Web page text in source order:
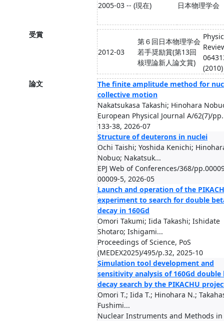
2005-03 -- (現在)
日本物理学会
受賞
2012-03
第６回日本物理学会
若手奨励賞(第13回
核理論新人論文賞)
(2010)
論文
The finite amplitude method for
collective motion
Nakatsukasa Takashi; Hinohara
European Physical Journal A/62(7)/
133-38, 2026-07
Structure of deuterons in nuclei
Ochi Taishi; Yoshida Kenichi;
Nobuo; Nakatsuk...
EPJ Web of Conferences/368/
00009-5, 2026-05
Launch and operation of the
experiment to search for double
decay in 160Gd
Omori Takumi; Iida Takashi; Ishidate
Shotaro; Ishigami...
Proceedings of Science, PoS
(MEDEX2025)/495/p.32, 2025-10
Simulation tool development and
sensitivity analysis of 160Gd double
decay search by the PIKACHU
Omori T.; Iida T.; Hinohara N.;
Fushimi...
Nuclear Instruments and Methods in